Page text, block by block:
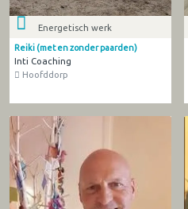
Energetisch werk
Reiki (met en zonder paarden)
Inti Coaching
Hoofddorp